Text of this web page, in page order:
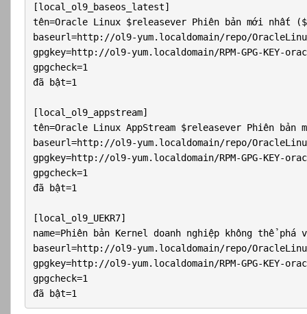
[local_ol9_baseos_latest]
tên=Oracle Linux $releasever Phiên bản mới nhất
baseurl=http://ol9-yum.localdomain/repo/
gpgkey=http://ol9-yum.localdomain/RPM-GPG-KEY-
gpgcheck=1
đã bật=1
[local_ol9_appstream]
tên=Oracle Linux AppStream $releasever Phiên bản
baseurl=http://ol9-yum.localdomain/repo/
gpgkey=http://ol9-yum.localdomain/RPM-GPG-KEY-
gpgcheck=1
đã bật=1
[local_ol9_UEKR7]
name=Phiên bản Kernel doanh nghiệp không thể
baseurl=http://ol9-yum.localdomain/repo/
gpgkey=http://ol9-yum.localdomain/RPM-GPG-KEY-
gpgcheck=1
đã bật=1